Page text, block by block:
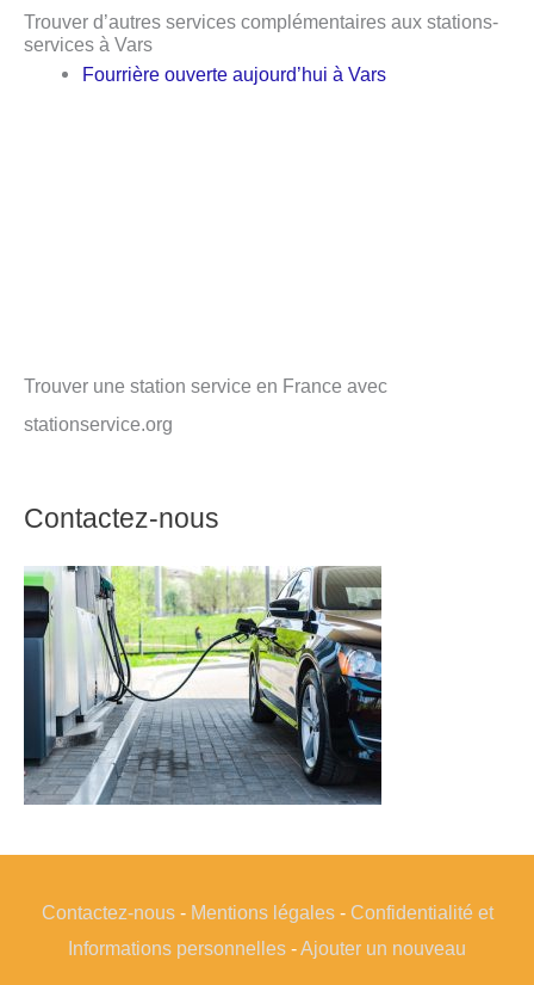
Trouver d’autres services complémentaires aux stations-
services à Vars
Fourrière ouverte aujourd’hui à Vars
Trouver une station service en France avec
stationservice.org
Contactez-nous
Contactez-nous- Mentions légales- Confidentialité et
Informations personnelles - Ajouter un nouveau